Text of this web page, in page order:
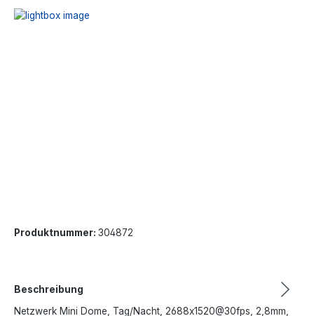
Produktnummer: 304872
Beschreibung
Netzwerk Mini Dome, Tag/Nacht, 2688x1520@30fps, 2,8mm,